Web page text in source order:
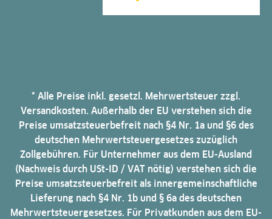
* Alle Preise inkl. gesetzl. Mehrwertsteuer zzgl.
Versandkosten. Außerhalb der EU verstehen sich die
Preise umsatzsteuerbefreit nach §4 Nr. 1a und §6 des
deutschen Mehrwertsteuergesetzes zuzüglich
Zollgebühren. Für Unternehmer aus dem EU-Ausland
(Nachweis durch USt-ID / VAT nötig) verstehen sich die
Preise umsatzsteuerbefreit als innergemeinschaftliche
Lieferung nach §4 Nr. 1b und § 6a des deutschen
Mehrwertsteuergesetzes. Für Privatkunden aus dem EU-